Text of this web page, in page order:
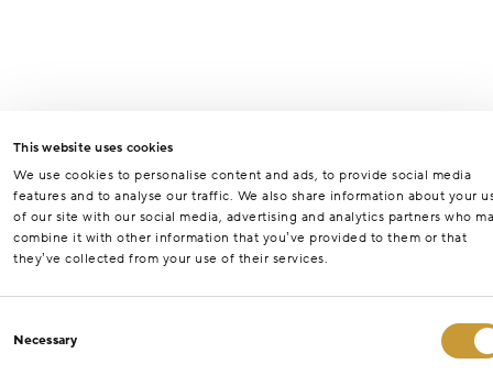
This website uses cookies
We use cookies to personalise content and ads, to provide social media
features and to analyse our traffic. We also share information about your
of our site with our social media, advertising and analytics partners who
combine it with other information that you’ve provided to them or that
they’ve collected from your use of their services.
Selection
Necessary